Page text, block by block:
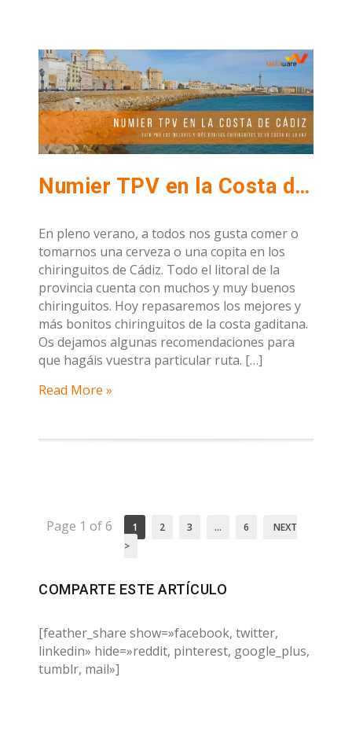
Numier TPV en la Costa de Cádiz: Ruta por los mejores y más bonitos chiringuitos de la costa de la luz
En pleno verano, a todos nos gusta comer o
tomarnos una cerveza o una copita en los
chiringuitos de Cádiz. Todo el litoral de la
provincia cuenta con muchos y muy buenos
chiringuitos. Hoy repasaremos los mejores y
más bonitos chiringuitos de la costa gaditana.
Os dejamos algunas recomendaciones para
que hagáis vuestra particular ruta. […]
Read More »
Page 1 of 6 1 2 3 … 6
NEXT
>
COMPARTE ESTE ARTÍCULO
[feather_share show=»facebook, twitter,
linkedin» hide=»reddit, pinterest, google_plus,
tumblr, mail»]